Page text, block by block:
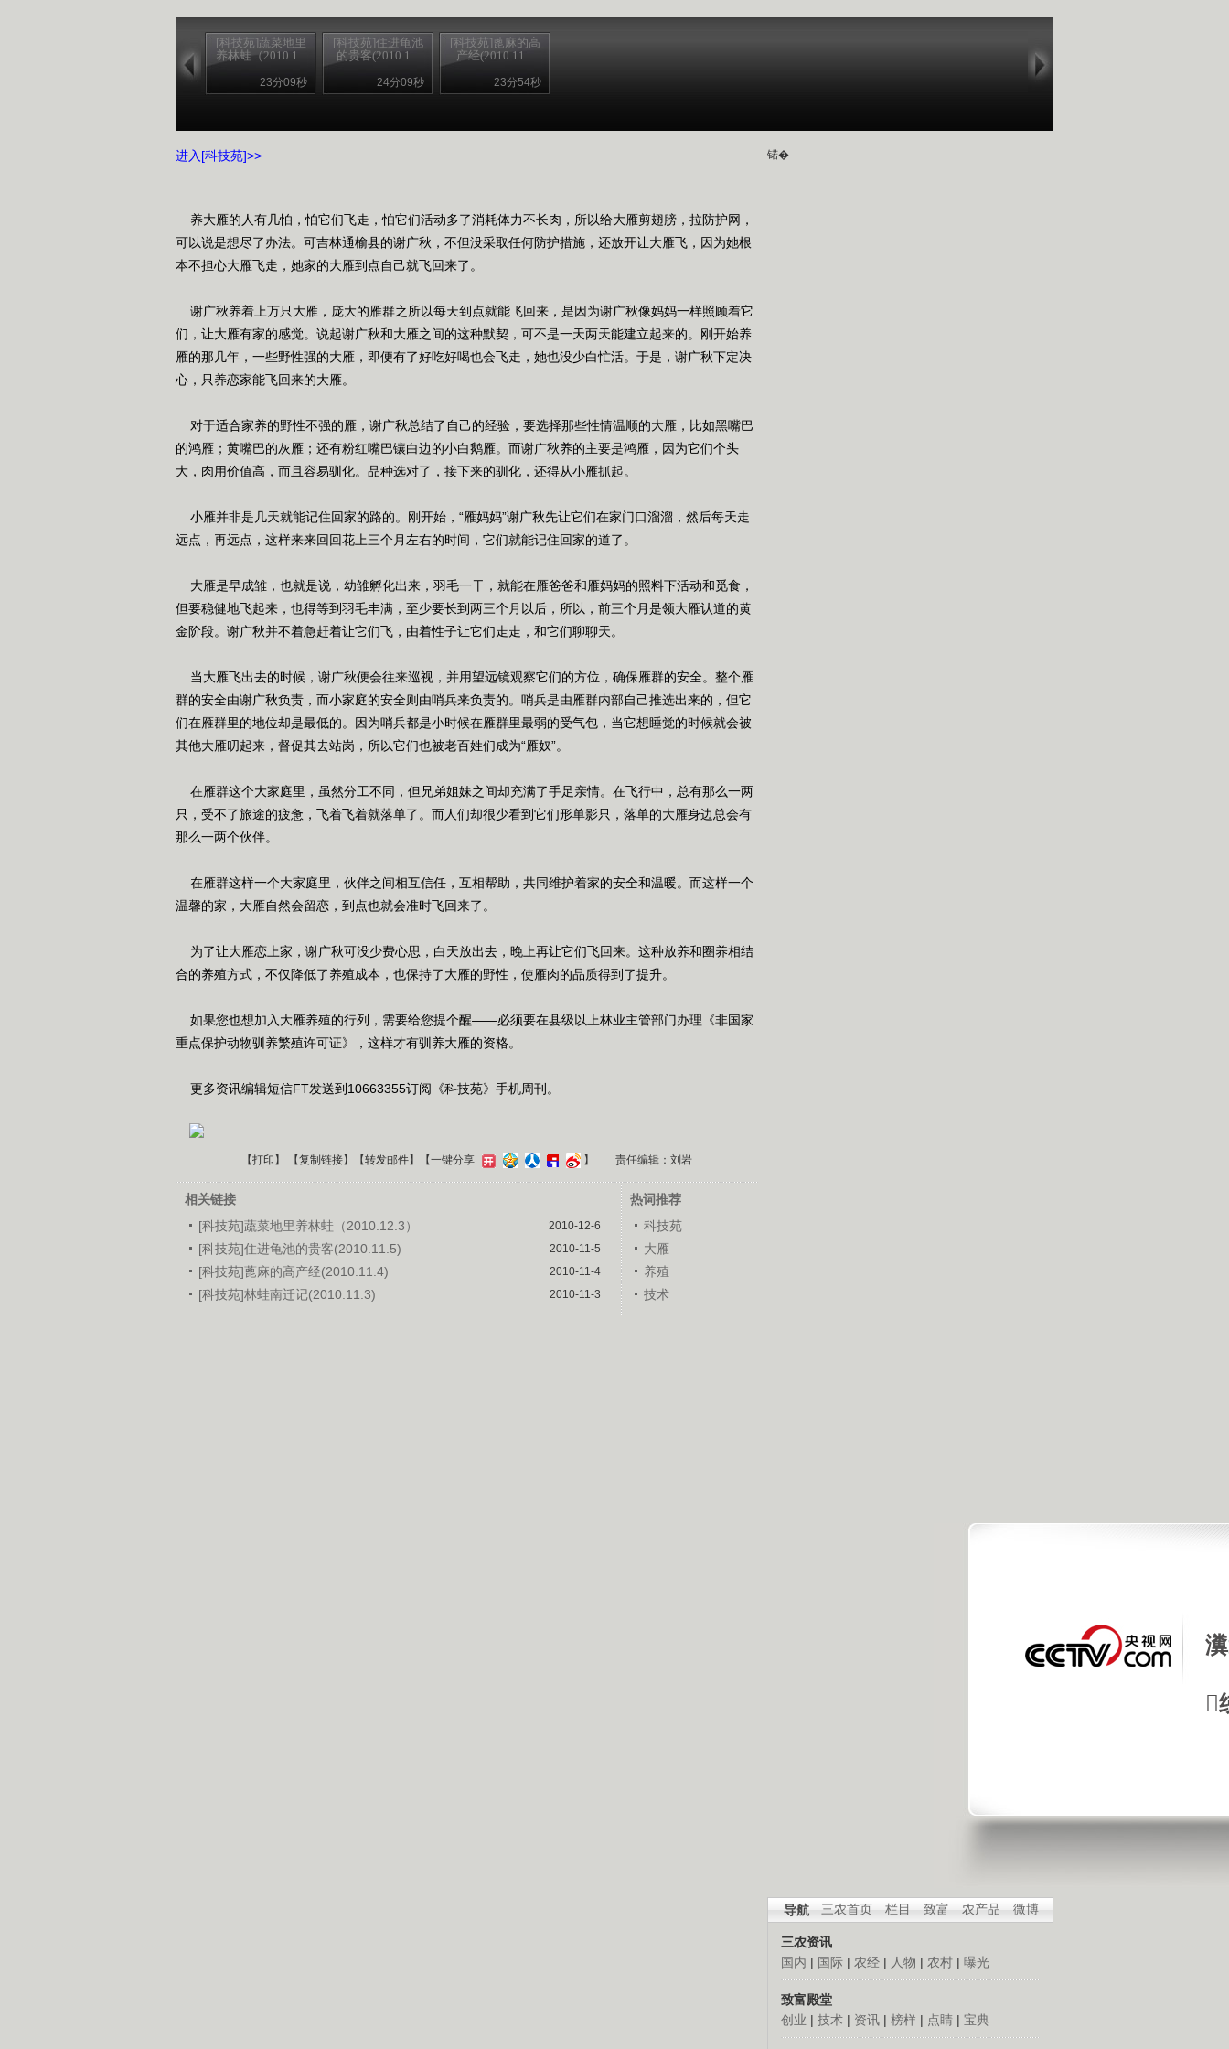
[科技苑]蔬菜地里
养林蛙（2010.1...
23分09秒
[科技苑]住进龟池
的贵客(2010.1...
24分09秒
[科技苑]蓖麻的高
产经(2010.11...
23分54秒
锘�

三农首页 栏目 致富 农产品 微博
导航
三农资讯
国内 | 国际 | 农经 | 人物 | 农村 | 曝光
致富殿堂
创业 | 技术 | 资讯 | 榜样 | 点睛 | 宝典
进入[科技苑]>>
养大雁的人有几怕，怕它们飞走，怕它们活动多了消耗体力不长肉，所以给大雁剪翅膀，拉防护网，
可以说是想尽了办法。可吉林通榆县的谢广秋，不但没采取任何防护措施，还放开让大雁飞，因为她根
本不担心大雁飞走，她家的大雁到点自己就飞回来了。
谢广秋养着上万只大雁，庞大的雁群之所以每天到点就能飞回来，是因为谢广秋像妈妈一样照顾着它
们，让大雁有家的感觉。说起谢广秋和大雁之间的这种默契，可不是一天两天能建立起来的。刚开始养
雁的那几年，一些野性强的大雁，即便有了好吃好喝也会飞走，她也没少白忙活。于是，谢广秋下定决
心，只养恋家能飞回来的大雁。
对于适合家养的野性不强的雁，谢广秋总结了自己的经验，要选择那些性情温顺的大雁，比如黑嘴巴
的鸿雁；黄嘴巴的灰雁；还有粉红嘴巴镶白边的小白鹅雁。而谢广秋养的主要是鸿雁，因为它们个头
大，肉用价值高，而且容易驯化。品种选对了，接下来的驯化，还得从小雁抓起。
小雁并非是几天就能记住回家的路的。刚开始，“雁妈妈”谢广秋先让它们在家门口溜溜，然后每天走
远点，再远点，这样来来回回花上三个月左右的时间，它们就能记住回家的道了。
大雁是早成雏，也就是说，幼雏孵化出来，羽毛一干，就能在雁爸爸和雁妈妈的照料下活动和觅食，
但要稳健地飞起来，也得等到羽毛丰满，至少要长到两三个月以后，所以，前三个月是领大雁认道的黄
金阶段。谢广秋并不着急赶着让它们飞，由着性子让它们走走，和它们聊聊天。
当大雁飞出去的时候，谢广秋便会往来巡视，并用望远镜观察它们的方位，确保雁群的安全。整个雁
群的安全由谢广秋负责，而小家庭的安全则由哨兵来负责的。哨兵是由雁群内部自己推选出来的，但它
们在雁群里的地位却是最低的。因为哨兵都是小时候在雁群里最弱的受气包，当它想睡觉的时候就会被
其他大雁叨起来，督促其去站岗，所以它们也被老百姓们成为“雁奴”。
在雁群这个大家庭里，虽然分工不同，但兄弟姐妹之间却充满了手足亲情。在飞行中，总有那么一两
只，受不了旅途的疲惫，飞着飞着就落单了。而人们却很少看到它们形单影只，落单的大雁身边总会有
那么一两个伙伴。
在雁群这样一个大家庭里，伙伴之间相互信任，互相帮助，共同维护着家的安全和温暖。而这样一个
温馨的家，大雁自然会留恋，到点也就会准时飞回来了。
为了让大雁恋上家，谢广秋可没少费心思，白天放出去，晚上再让它们飞回来。这种放养和圈养相结
合的养殖方式，不仅降低了养殖成本，也保持了大雁的野性，使雁肉的品质得到了提升。
如果您也想加入大雁养殖的行列，需要给您提个醒——必须要在县级以上林业主管部门办理《非国家
重点保护动物驯养繁殖许可证》，这样才有驯养大雁的资格。
更多资讯编辑短信FT发送到10663355订阅《科技苑》手机周刊。
【打印 】 【复制链接】【转发邮件】 【一键分享 】 责任编辑：刘岩
相关链接
[科技苑]蔬菜地里养林蛙（2010.12.3）
2010-12-6
[科技苑]住进龟池的贵客(2010.11.5) 2010-11-5
[科技苑]蓖麻的高产经(2010.11.4) 2010-11-4
[科技苑]林蛙南迁记(2010.11.3) 2010-11-3
热词推荐
科技苑
大雁
养殖
技术